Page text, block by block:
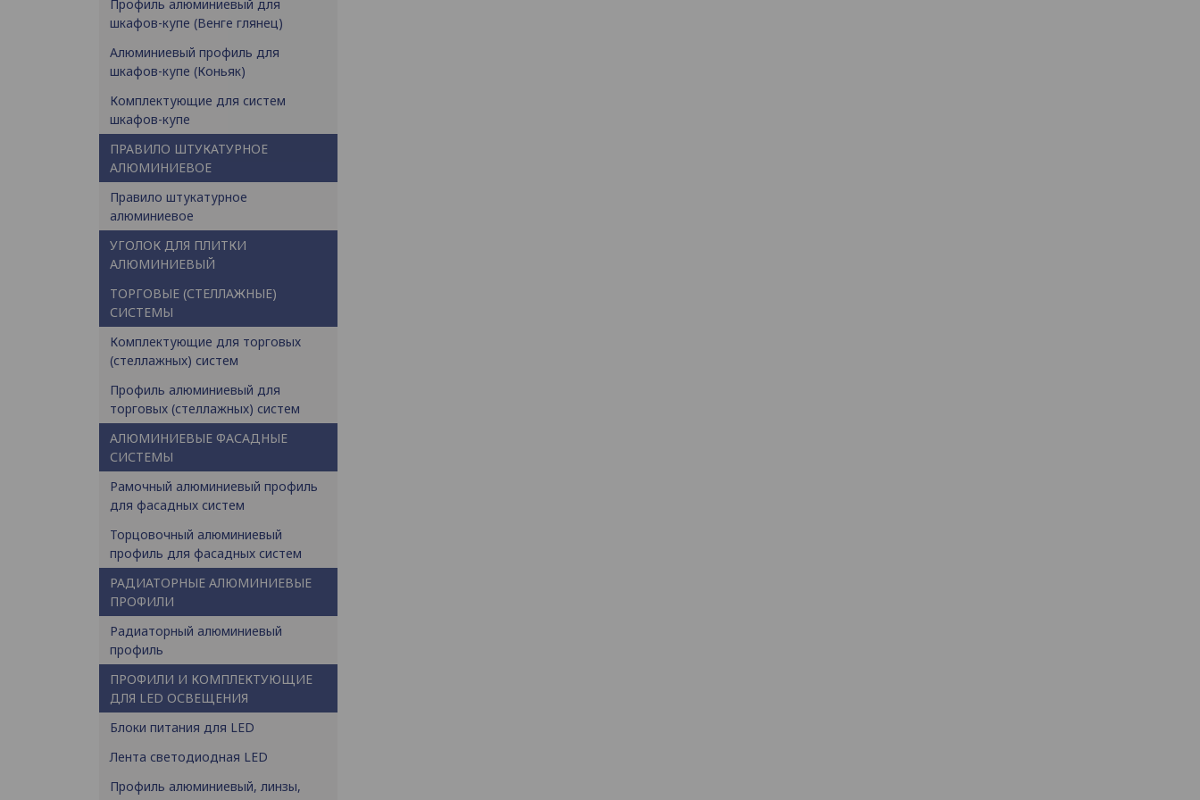
Профиль алюминиевый для
шкафов-купе (Венге глянец)
Алюминиевый профиль для
шкафов-купе (Коньяк)
Комплектующие для систем
шкафов-купе
ПРАВИЛО ШТУКАТУРНОЕ
АЛЮМИНИЕВОЕ
Правило штукатурное
алюминиевое
УГОЛОК ДЛЯ ПЛИТКИ
АЛЮМИНИЕВЫЙ
ТОРГОВЫЕ (СТЕЛЛАЖНЫЕ)
СИСТЕМЫ
Комплектующие для торговых
(стеллажных) систем
Профиль алюминиевый для
торговых (стеллажных) систем
АЛЮМИНИЕВЫЕ ФАСАДНЫЕ
СИСТЕМЫ
Рамочный алюминиевый профиль
для фасадных систем
Торцовочный алюминиевый
профиль для фасадных систем
РАДИАТОРНЫЕ АЛЮМИНИЕВЫЕ
ПРОФИЛИ
Радиаторный алюминиевый
профиль
ПРОФИЛИ И КОМПЛЕКТУЮЩИЕ
ДЛЯ LED ОСВЕЩЕНИЯ
Блоки питания для LED
Лента светодиодная LED
Профиль алюминиевый, линзы,